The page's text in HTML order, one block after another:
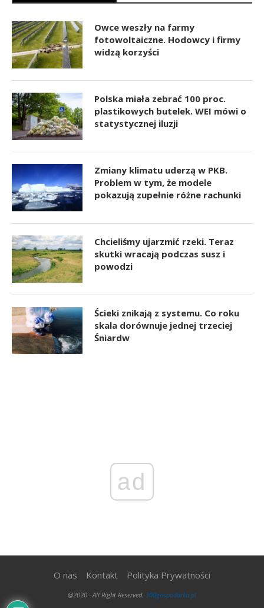
Owce weszły na farmy
fotowoltaiczne. Hodowcy i firmy
widzą korzyści
Polska miała zebrać 100 proc.
plastikowych butelek. WEI mówi o
statystycznej iluzji
Zmiany klimatu uderzą w PKB.
Problem w tym, że modele
pokazują zupełnie różne rachunki
Chcieliśmy ujarzmić rzeki. Teraz
skutki wracają podczas susz i
powodzi
Ścieki znikają z systemu. Co roku
skala dorównuje jednej trzeciej
Śniardw
ad
O nas Kontakt Polityka Prywatności
@2020 - All Right Reserved. 300gospodarka.pl